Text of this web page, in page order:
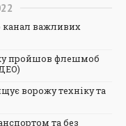
канал важливих
пройшов флешмоб
ворожу техніку та
та без